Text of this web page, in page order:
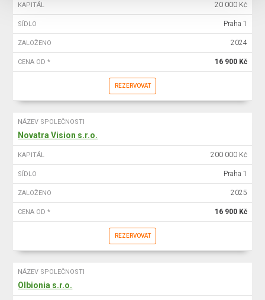
KAPITÁL 20 000 Kč
SÍDLO Praha 1
ZALOŽENO 2024
CENA OD * 16 900 Kč
REZERVOVAT
NÁZEV SPOLEČNOSTI
Novatra Vision s.r.o.
KAPITÁL 200 000 Kč
SÍDLO Praha 1
ZALOŽENO 2025
CENA OD * 16 900 Kč
REZERVOVAT
NÁZEV SPOLEČNOSTI
Olbionia s.r.o.